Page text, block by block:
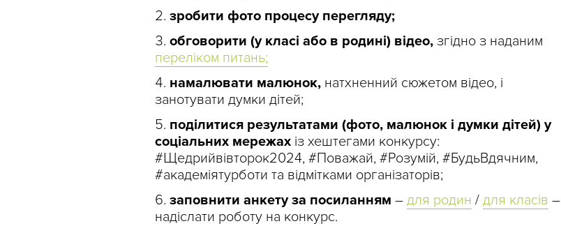
зробити фото процесу перегляду;
обговорити (у класі або в родині) відео, згідно з наданим
переліком питань;
намалювати малюнок, натхненний сюжетом відео, і
занотувати думки дітей;
поділитися результатами (фото, малюнок і думки дітей) у
соціальних мережах із хештегами конкурсу:
#Щедрийвівторок2024, #Поважай, #Розумій, #БудьВдячним,
#академіятурботи та відмітками організаторів;
заповнити анкету за посиланням – для родин / для класів –
надіслати роботу на конкурс.